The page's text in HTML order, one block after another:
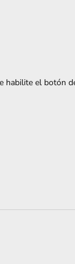
habilite el botón